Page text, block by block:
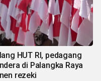
HUT RI, pedagang
di Palangka Raya
rezeki